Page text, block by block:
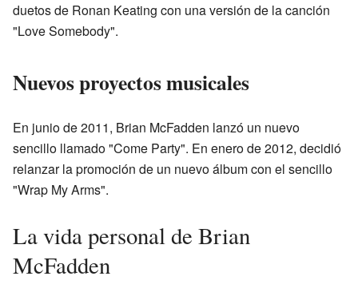
duetos de Ronan Keating con una versión de la canción
"Love Somebody".
Nuevos proyectos musicales
En junio de 2011, Brian McFadden lanzó un nuevo
sencillo llamado "Come Party". En enero de 2012, decidió
relanzar la promoción de un nuevo álbum con el sencillo
"Wrap My Arms".
La vida personal de Brian
McFadden